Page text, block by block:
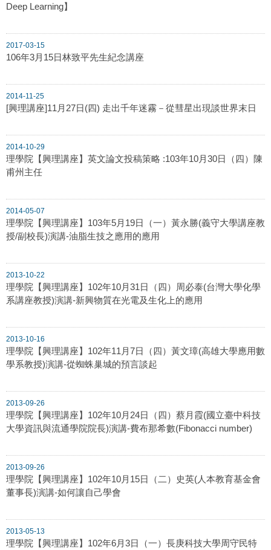
Deep Learning】
2017-03-15
106年3月15日林致平先生紀念講座
2014-11-25
[興理講座]11月27日(四) 走出千年迷霧－從彗星出現談世界末日
2014-10-29
理學院【興理講座】英文論文投稿策略 :103年10月30日（四）陳
甫州主任
2014-05-07
理學院【興理講座】103年5月19日（一）黃永勝(義守大學講座教
授/副校長)演講-油脂生技之應用的應用
2013-10-22
理學院【興理講座】102年10月31日（四）周必泰(台灣大學化學
系講座教授)演講-新興物質在光電及生化上的應用
2013-10-16
理學院【興理講座】102年11月7日（四）黃文璋(高雄大學應用數
學系教授)演講-從蜘蛛巢城的預言談起
2013-09-26
理學院【興理講座】102年10月24日（四）蔡月霞(國立臺中科技
大學資訊與流通學院院長)演講-費布那希數(Fibonacci number)
2013-09-26
理學院【興理講座】102年10月15日（二）史英(人本教育基金會
董事長)演講-如何讓自己學會
2013-05-13
理學院【興理講座】102年6月3日（一）長庚科技大學周守民特